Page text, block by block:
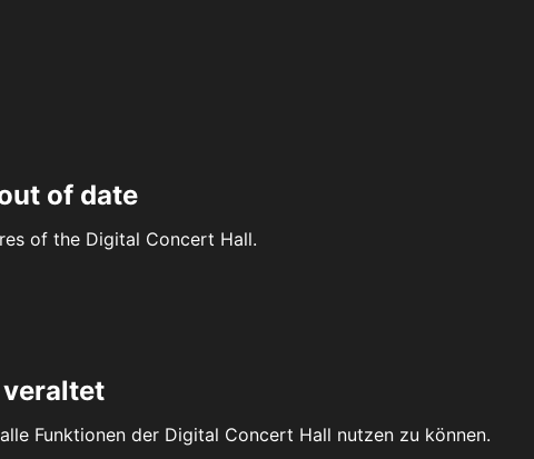
of date
of the Digital Concert Hall.
Funktionen der Digital Concert Hall nutzen zu können.